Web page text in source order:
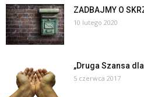
ZADBAJMY O
10 lutego 2020
„Druga Szansa
5 czerwca 2017